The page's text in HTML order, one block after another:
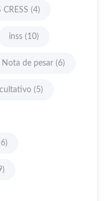
(4)
inss (10)
Nota de pesar (6)
(5)